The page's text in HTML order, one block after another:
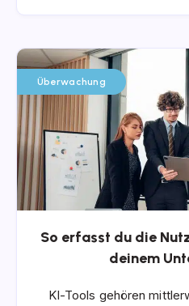
Überwachung
So erfasst du die
deinem
KI-Tools gehören